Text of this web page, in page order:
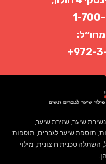
1-
מחו״ל:
972-
שיער, שזירת שיער,
, תוספת שיער לגברים, תוספות
, השתלה טכנית חיצונית, מילוי
.